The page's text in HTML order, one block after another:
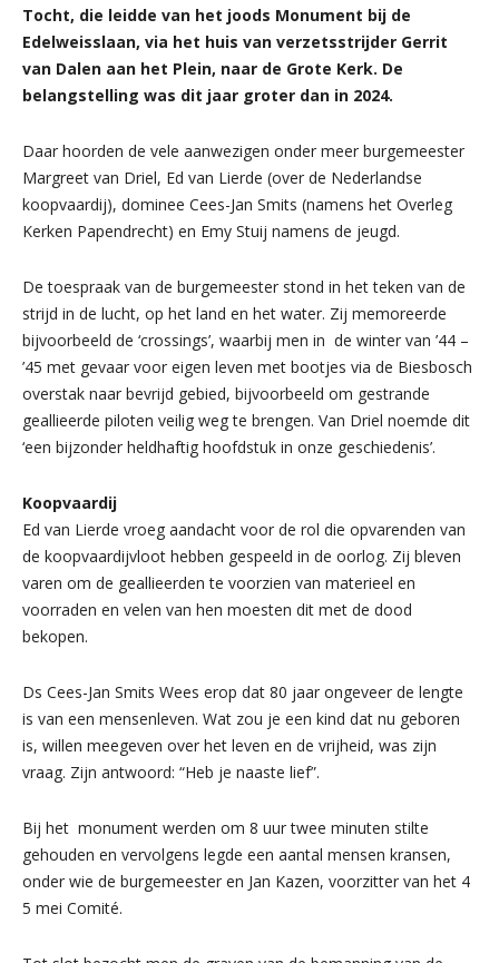
Tocht, die leidde van het joods Monument bij de
Edelweisslaan, via het huis van verzetsstrijder Gerrit
van Dalen aan het Plein, naar de Grote Kerk. De
belangstelling was dit jaar groter dan in 2024.
Daar hoorden de vele aanwezigen onder meer burgemeester
Margreet van Driel, Ed van Lierde (over de Nederlandse
koopvaardij), dominee Cees-Jan Smits (namens het Overleg
Kerken Papendrecht) en Emy Stuij namens de jeugd.
De toespraak van de burgemeester stond in het teken van de
strijd in de lucht, op het land en het water. Zij memoreerde
bijvoorbeeld de ‘crossings’, waarbij men in de winter van ’44 –
’45 met gevaar voor eigen leven met bootjes via de Biesbosch
overstak naar bevrijd gebied, bijvoorbeeld om gestrande
geallieerde piloten veilig weg te brengen. Van Driel noemde dit
‘een bijzonder heldhaftig hoofdstuk in onze geschiedenis’.
Koopvaardij
Ed van Lierde vroeg aandacht voor de rol die opvarenden van
de koopvaardijvloot hebben gespeeld in de oorlog. Zij bleven
varen om de geallieerden te voorzien van materieel en
voorraden en velen van hen moesten dit met de dood
bekopen.
Ds Cees-Jan Smits Wees erop dat 80 jaar ongeveer de lengte
is van een mensenleven. Wat zou je een kind dat nu geboren
is, willen meegeven over het leven en de vrijheid, was zijn
vraag. Zijn antwoord: “Heb je naaste lief”.
Bij het monument werden om 8 uur twee minuten stilte
gehouden en vervolgens legde een aantal mensen kransen,
onder wie de burgemeester en Jan Kazen, voorzitter van het 4
5 mei Comité.